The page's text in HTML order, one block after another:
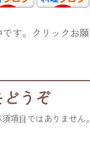
す。クリックお願
うぞ
項目ではありません